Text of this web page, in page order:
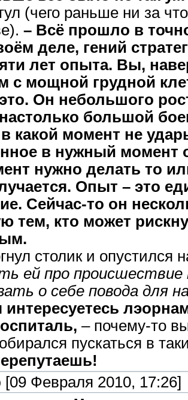
(чего раньше ни за
– Всё прошло в
деле, гений
лет опыта. Вы,
с мощной грудной
Он небольшого
большой
какой момент не
в нужный момент
нужно делать то
Опыт – это
Сейчас-то он
тем, кто может
столик и опустился
ей про
о себе повода для
– почему-то
пускаться в
[09 Февраля 2010, 17:26]